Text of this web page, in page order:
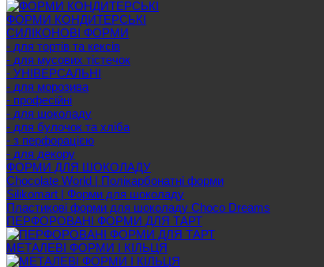
ФОРМИ КОНДИТЕРСЬКІ
СИЛІКОНОВІ ФОРМИ
- для тортів та кексів
- для мусових тістечок
- УНІВЕРСАЛЬНІ
- для морозива
- професійні
- для шоколаду
- для булочок та хліба
- з перфорацією
- для декору
ФОРМИ ДЛЯ ШОКОЛАДУ
Chocolate World | Полікарбонатні форми
Silikomart | Форми для шоколаду
Пластикові форми для шоколаду Choco Dreams
ПЕРФОРОВАНІ ФОРМИ ДЛЯ ТАРТ
МЕТАЛЕВІ ФОРМИ І КІЛЬЦЯ